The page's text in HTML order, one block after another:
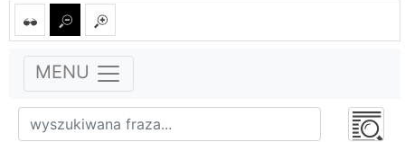
MENU